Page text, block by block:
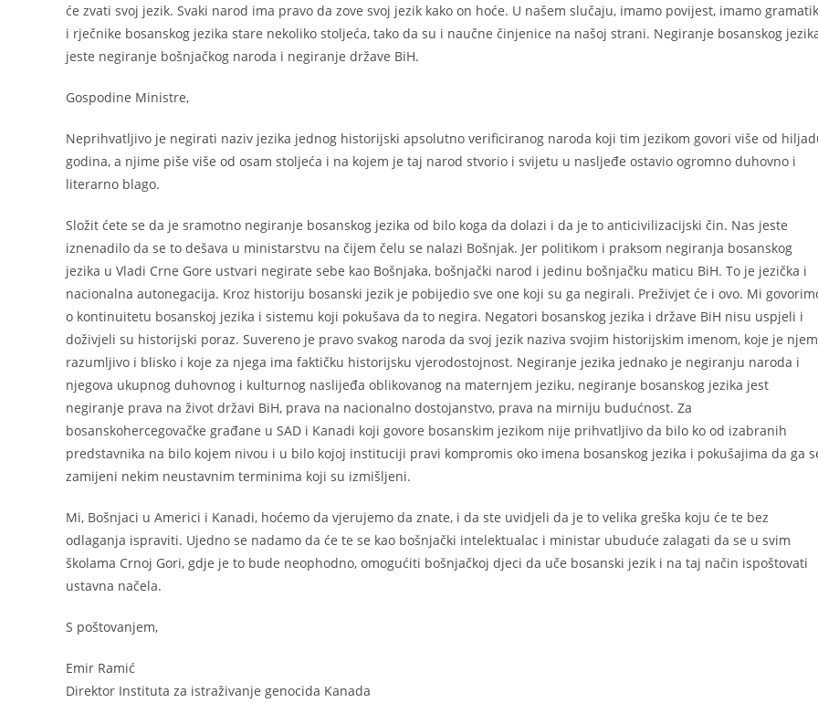
će zvati svoj jezik. Svaki narod ima pravo da zove svoj jezik kako on hoće. U našem slučaju, imamo povijest, imamo
i rječnike bosanskog jezika stare nekoliko stoljeća, tako da su i naučne činjenice na našoj strani. Negiranje bosanskog
jeste negiranje bošnjačkog naroda i negiranje države BiH.
Gospodine Ministre,
Neprihvatljivo je negirati naziv jezika jednog historijski apsolutno verificiranog naroda koji tim jezikom govori više od
godina, a njime piše više od osam stoljeća i na kojem je taj narod stvorio i svijetu u nasljeđe ostavio ogromno duhovno i
literarno blago.
Složit ćete se da je sramotno negiranje bosanskog jezika od bilo koga da dolazi i da je to anticivilizacijski čin. Nas jeste
iznenadilo da se to dešava u ministarstvu na čijem čelu se nalazi Bošnjak. Jer politikom i praksom negiranja bosanskog
jezika u Vladi Crne Gore ustvari negirate sebe kao Bošnjaka, bošnjački narod i jedinu bošnjačku maticu BiH. To je jezička i
nacionalna autonegacija. Kroz historiju bosanski jezik je pobijedio sve one koji su ga negirali. Preživjet će i ovo. Mi
o kontinuitetu bosanskoj jezika i sistemu koji pokušava da to negira. Negatori bosanskog jezika i države BiH nisu uspjeli i
doživjeli su historijski poraz. Suvereno je pravo svakog naroda da svoj jezik naziva svojim historijskim imenom, koje je
razumljivo i blisko i koje za njega ima faktičku historijsku vjerodostojnost. Negiranje jezika jednako je negiranju naroda i
njegova ukupnog duhovnog i kulturnog naslijeđa oblikovanog na maternjem jeziku, negiranje bosanskog jezika jest
negiranje prava na život državi BiH, prava na nacionalno dostojanstvo, prava na mirniju budućnost. Za
bosanskohercegovačke građane u SAD i Kanadi koji govore bosanskim jezikom nije prihvatljivo da bilo ko od izabranih
predstavnika na bilo kojem nivou i u bilo kojoj instituciji pravi kompromis oko imena bosanskog jezika i pokušajima da ga
zamijeni nekim neustavnim terminima koji su izmišljeni.
Mi, Bošnjaci u Americi i Kanadi, hoćemo da vjerujemo da znate, i da ste uvidjeli da je to velika greška koju će te bez
odlaganja ispraviti. Ujedno se nadamo da će te se kao bošnjački intelektualac i ministar ubuduće zalagati da se u svim
školama Crnoj Gori, gdje je to bude neophodno, omogućiti bošnjačkoj djeci da uče bosanski jezik i na taj način ispoštovati
ustavna načela.
S poštovanjem,
Emir Ramić
Direktor Instituta za istraživanje genocida Kanada